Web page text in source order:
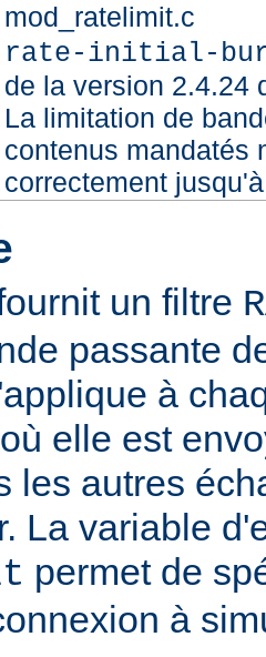
mod_ratelimit.c
rate-initial-
de la version 2.4.24
La limitation de
contenus mandatés
correctement
un filtre
passante
à
elle est
les autres
La variable
permet de
à